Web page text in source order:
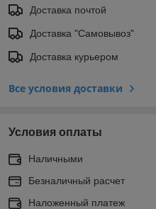
Доставка почтой
Доставка "Самовывоз"
Доставка курьером
Все условия доставки
Условия оплаты
Наличными
Безналичный расчет
Наложенный платеж